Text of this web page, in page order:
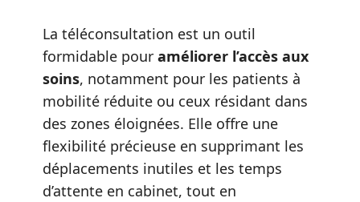
La téléconsultation est un outil
formidable pour améliorer l’accès aux
soins, notamment pour les patients à
mobilité réduite ou ceux résidant dans
des zones éloignées. Elle offre une
flexibilité précieuse en supprimant les
déplacements inutiles et les temps
d’attente en cabinet, tout en